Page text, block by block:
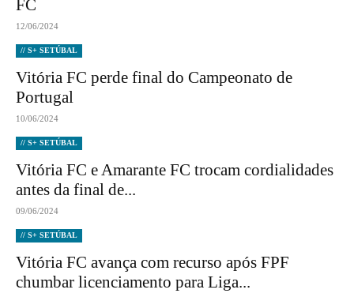
FC
12/06/2024
// S+ SETÚBAL
Vitória FC perde final do Campeonato de
Portugal
10/06/2024
// S+ SETÚBAL
Vitória FC e Amarante FC trocam cordialidades
antes da final de...
09/06/2024
// S+ SETÚBAL
Vitória FC avança com recurso após FPF
chumbar licenciamento para Liga...